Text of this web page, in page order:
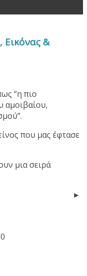
Εικόνας &
“η πιο
αμοιβαίου,
που μας έφτασε
μια σειρά